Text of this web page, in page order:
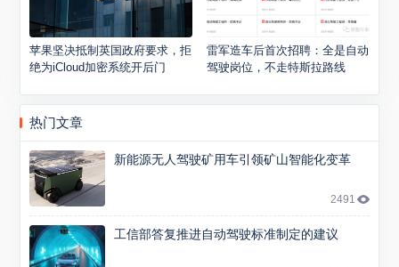
苹果坚决抵制英国政府要求，拒
绝为iCloud加密系统开后门
雷军造车后首次招聘：全是自动
驾驶岗位，不走特斯拉路线
热门文章
新能源无人驾驶矿用车引领矿山智能化变革
2491
工信部答复推进自动驾驶标准制定的建议